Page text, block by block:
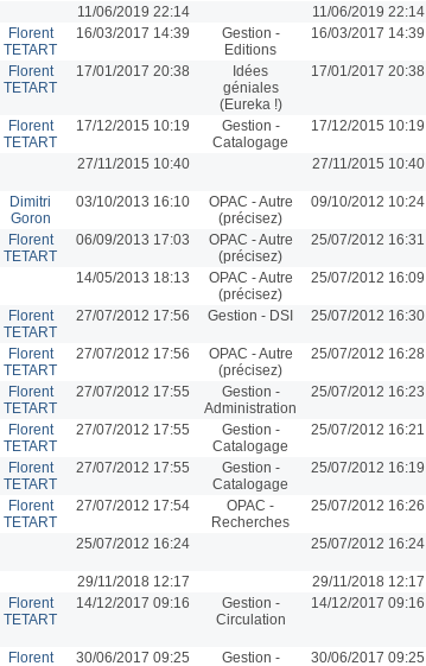
11/06/2019 22:14
11/06/2019 22:14
Florent
TETART
16/03/2017 14:39
Gestion -
Editions
16/03/2017 14:39
Florent
TETART
17/01/2017 20:38
Idées
géniales
(Eureka !)
17/01/2017 20:38
Florent
TETART
17/12/2015 10:19
Gestion -
Catalogage
17/12/2015 10:19
27/11/2015 10:40 27/11/2015 10:40
Dimitri
Goron
03/10/2013 16:10
OPAC - Autre
(précisez)
09/10/2012 10:24
Florent
TETART
06/09/2013 17:03
OPAC - Autre
(précisez)
25/07/2012 16:31
14/05/2013 18:13
OPAC - Autre
(précisez)
25/07/2012 16:09
Florent
TETART
27/07/2012 17:56 Gestion - DSI 25/07/2012 16:30
Florent
TETART
27/07/2012 17:56
OPAC - Autre
(précisez)
25/07/2012 16:28
Florent
TETART
27/07/2012 17:55
Gestion -
Administration
25/07/2012 16:23
Florent
TETART
27/07/2012 17:55
Gestion -
Catalogage
25/07/2012 16:21
Florent
TETART
27/07/2012 17:55
Gestion -
Catalogage
25/07/2012 16:19
Florent
TETART
27/07/2012 17:54
OPAC -
Recherches
25/07/2012 16:26
25/07/2012 16:24 25/07/2012 16:24
29/11/2018 12:17
29/11/2018 12:17
Florent
TETART
14/12/2017 09:16
Gestion -
Circulation
14/12/2017 09:16
Florent
30/06/2017 09:25
Gestion -
30/06/2017 09:25